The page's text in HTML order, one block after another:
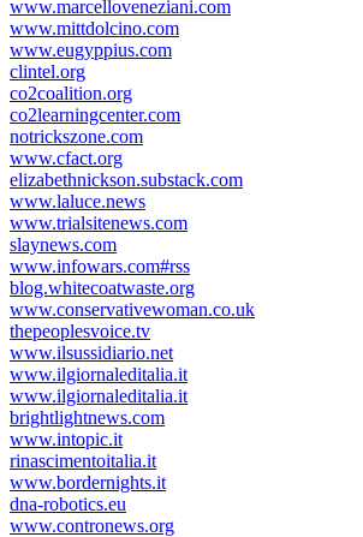
www.marcelloveneziani.com
www.mittdolcino.com
www.eugyppius.com
clintel.org
co2coalition.org
co2learningcenter.com
notrickszone.com
www.cfact.org
elizabethnickson.substack.com
www.laluce.news
www.trialsitenews.com
slaynews.com
www.infowars.com#rss
blog.whitecoatwaste.org
www.conservativewoman.co.uk
thepeoplesvoice.tv
www.ilsussidiario.net
www.ilgiornaleditalia.it
www.ilgiornaleditalia.it
brightlightnews.com
www.intopic.it
rinascimentoitalia.it
www.bordernights.it
dna-robotics.eu
www.contronews.org